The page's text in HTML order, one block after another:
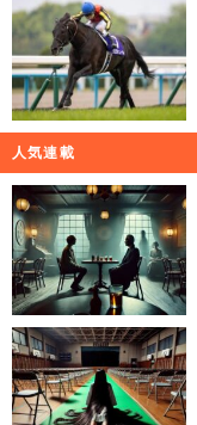
人気連載